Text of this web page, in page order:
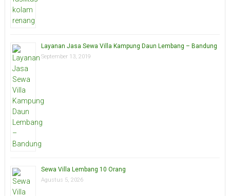
Layanan Jasa Sewa Villa Kampung Daun Lembang – Bandung
September 13, 2019
Sewa Villa Lembang 10 Orang
Agustus 5, 2026